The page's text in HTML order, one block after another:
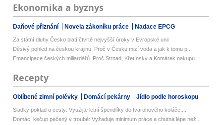
Ekonomika a byznys
Daňové přiznání Novela zákoníku práce Nadace EPCG
Za státní dluhy Česko platí čtvrté nejvyšší úroky v Evropské unii
Děsivý pohled na českou krajinu. Proč v Česku mizí voda a jak k tomu p...
Emancipace českých miliardářů. Proč Strnad, Křetínský a Komárek nakupu...
Recepty
Oblíbené zimní polévky Domácí pekárny Jídlo podle horoskopu
Sladký poklad u cesty: Využijte letní špendlíky do tvarohového koláče,...
Domácí kečup pečený v troubě: Vyžaduje minimum práce a chutná lépe než...